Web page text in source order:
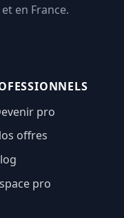
en France.
pro
offres
pro